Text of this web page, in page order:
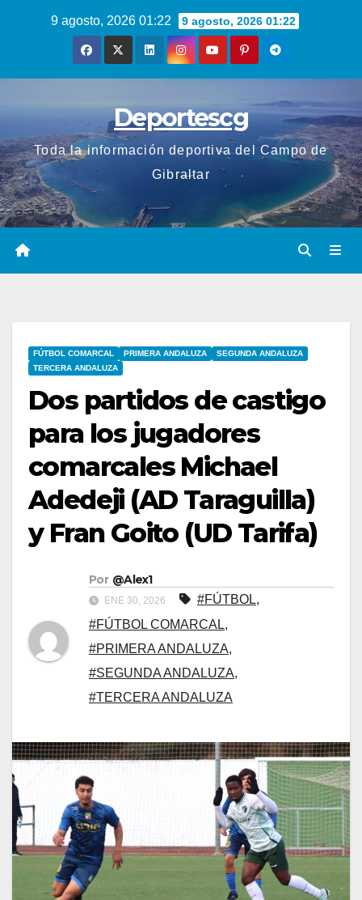
9 agosto, 2026 01:22 9 agosto, 2026 01:22
Deportescg
Toda la información deportiva del Campo de
Gibraltar
FÚTBOL COMARCAL PRIMERA ANDALUZA
SEGUNDA ANDALUZA
TERCERA ANDALUZA
Dos partidos de castigo
para los jugadores
comarcales Michael
Adedeji (AD Taraguilla)
y Fran Goito (UD Tarifa)
Por @Alex1
ENE 30, 2026 #FÚTBOL,
#FÚTBOL COMARCAL,
#PRIMERA ANDALUZA,
#SEGUNDA ANDALUZA,
#TERCERA ANDALUZA